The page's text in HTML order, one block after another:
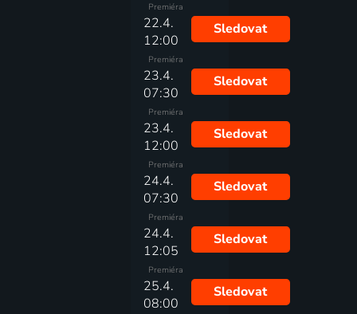
Premiéra
22.4.
12:00
Premiéra
Sledovat
23.4.
07:30
Premiéra
Sledovat
23.4.
12:00
Premiéra
Sledovat
24.4.
07:30
Premiéra
Sledovat
24.4.
12:05
Premiéra
Sledovat
25.4.
08:00
Sledovat